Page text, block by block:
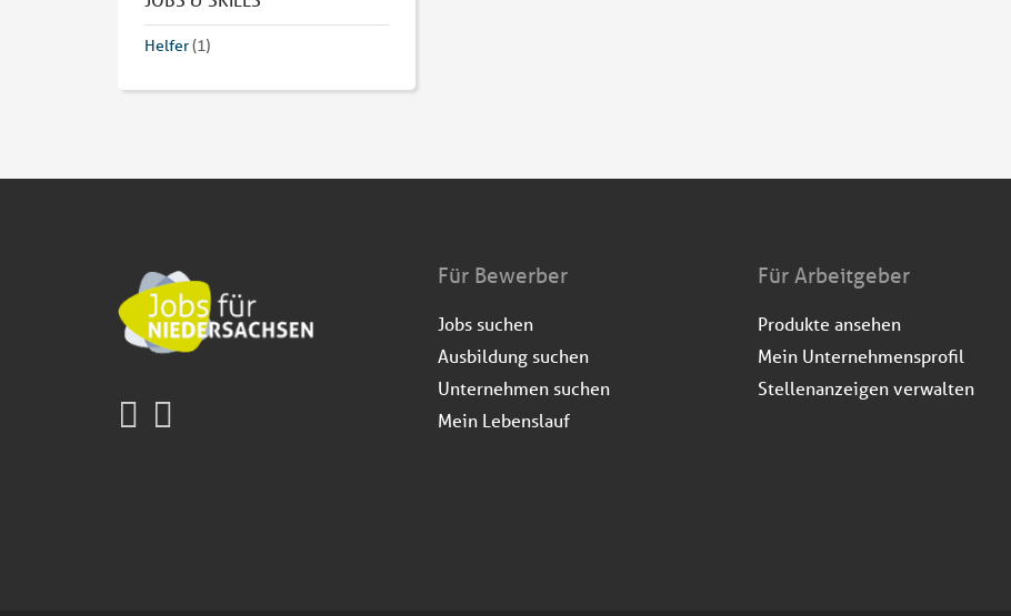
Helfer(1)
Für Bewerber
Jobs suchen
Ausbildung suchen
Unternehmen suchen
Mein Lebenslauf
Für Arbeitgeber
Produkte ansehen
Mein Unternehmensprofil
Stellenanzeigen verwalten